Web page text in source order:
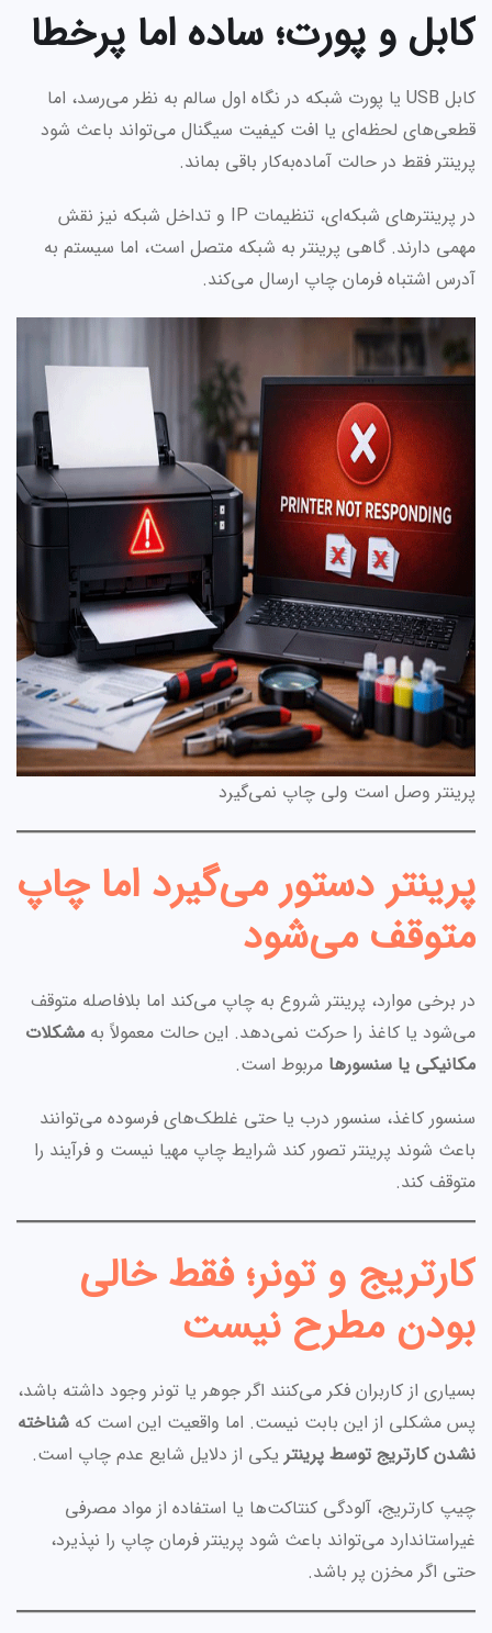
کابل و پورت؛ ساده اما پرخطا
کابل USB یا پورت شبکه در نگاه اول سالم به نظر می‌رسد، اما
قطعی‌های لحظه‌ای یا افت کیفیت سیگنال می‌تواند باعث شود
پرینتر فقط در حالت آماده‌به‌کار باقی بماند.
در پرینترهای شبکه‌ای، تنظیمات IP و تداخل شبکه نیز نقش
مهمی دارند. گاهی پرینتر به شبکه متصل است، اما سیستم به
آدرس اشتباه فرمان چاپ ارسال می‌کند.
پرینتر وصل است ولی چاپ نمی‌گیرد
پرینتر دستور می‌گیرد اما چاپ
متوقف می‌شود
در برخی موارد، پرینتر شروع به چاپ می‌کند اما بلافاصله متوقف
می‌شود یا کاغذ را حرکت نمی‌دهد. این حالت معمولاً به مشکلات
مکانیکی یا سنسورها مربوط است.
سنسور کاغذ، سنسور درب یا حتی غلطک‌های فرسوده می‌توانند
باعث شوند پرینتر تصور کند شرایط چاپ مهیا نیست و فرآیند را
متوقف کند.
کارتریج و تونر؛ فقط خالی
بودن مطرح نیست
بسیاری از کاربران فکر می‌کنند اگر جوهر یا تونر وجود داشته باشد،
پس مشکلی از این بابت نیست. اما واقعیت این است که شناخته
نشدن کارتریج توسط پرینتر یکی از دلایل شایع عدم چاپ است.
چیپ کارتریج، آلودگی کنتاکت‌ها یا استفاده از مواد مصرفی
غیراستاندارد می‌تواند باعث شود پرینتر فرمان چاپ را نپذیرد،
حتی اگر مخزن پر باشد.